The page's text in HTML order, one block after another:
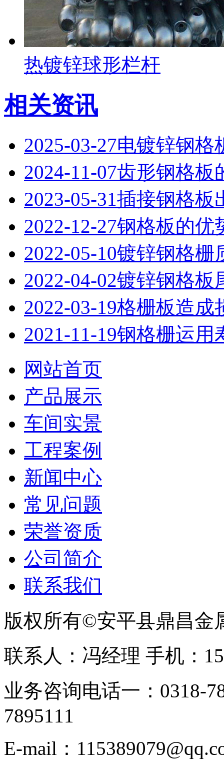
热镀锌球形栏杆
相关资讯
2025-03-27电镀锌钢格
2024-11-07齿形钢格板
2023-05-31插接钢格板
2022-12-27钢格板的优
2022-05-10镀锌钢格栅
2022-04-02镀锌钢格板
2022-03-19格栅板造成
2021-11-19钢格栅运用
网站首页
产品展示
车间实景
工程案例
新闻中心
常见问题
荣誉资质
公司简介
联系我们
版权所有©安平县鼎昌金
联系人：冯经理 手机：
业务咨询电话一：0318-
7895111
E-mail：